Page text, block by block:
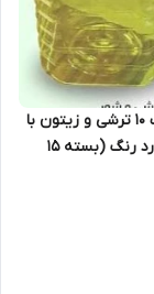
جار پلاستیک ۱۰ ترشی و زیتون با
درب فلکه زرد رنگ (بسته ۱۵